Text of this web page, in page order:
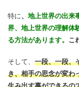
特に、 地上世界の出来
界、地上世界の理解体
る方法があります。 こ
そして、 一段、一段、
き、相手の思念が変わ
生み出す事ができるの